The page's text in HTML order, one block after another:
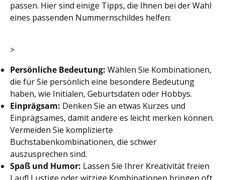
passen. Hier sind einige Tipps, die Ihnen bei der Wahl
eines passenden Nummernschildes helfen:
>
Persönliche Bedeutung: Wählen Sie Kombinationen,
die für Sie persönlich eine besondere Bedeutung
haben, wie Initialen, Geburtsdaten oder Hobbys.
Einprägsam: Denken Sie an etwas Kurzes und
Einprägsames, damit andere es leicht merken können.
Vermeiden Sie komplizierte
Buchstabenkombinationen, die schwer
auszusprechen sind.
Spaß und Humor: Lassen Sie Ihrer Kreativität freien